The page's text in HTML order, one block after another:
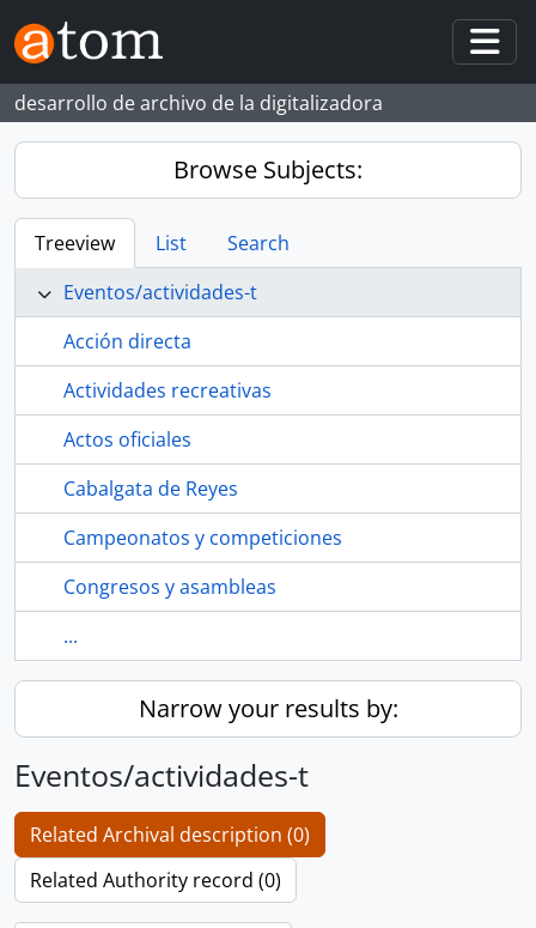
Skip to main content
desarrollo de archivo de la digitalizadora
Browse Subjects:
Treeview List
Search
Eventos/actividades-t
Acción directa
Actividades recreativas
Actos oficiales
Cabalgata de Reyes
Campeonatos y competiciones
Congresos y asambleas
...
Narrow your results by:
Eventos/actividades-t
Related Archival description (0)
Related Authority record (0)